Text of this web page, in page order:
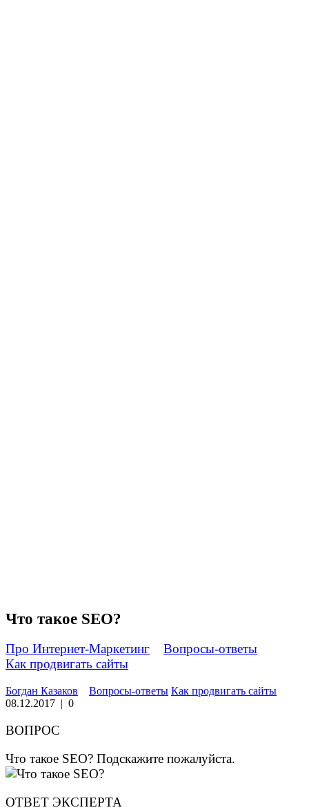
Что такое SEO?
Про Интернет-Маркетинг Вопросы-ответы
Как продвигать сайты
Богдан Казаков Вопросы-ответы Как продвигать сайты
08.12.2017 | 0
ВОПРОС
Что такое SEO? Подскажите пожалуйста.
ОТВЕТ ЭКСПЕРТА